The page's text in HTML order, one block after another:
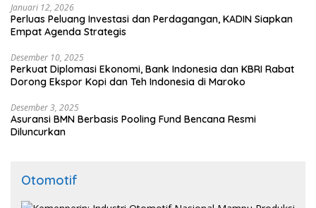
Januari 12, 2026
Perluas Peluang Investasi dan Perdagangan, KADIN Siapkan
Empat Agenda Strategis
Desember 10, 2025
Perkuat Diplomasi Ekonomi, Bank Indonesia dan KBRI Rabat
Dorong Ekspor Kopi dan Teh Indonesia di Maroko
Desember 3, 2025
Asuransi BMN Berbasis Pooling Fund Bencana Resmi
Diluncurkan
Otomotif